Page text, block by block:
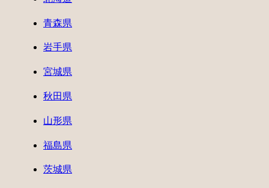
青森県
岩手県
宮城県
秋田県
山形県
福島県
茨城県